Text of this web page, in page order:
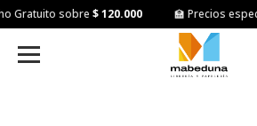
Gratuito sobre$ 120.000 🏫 Precios